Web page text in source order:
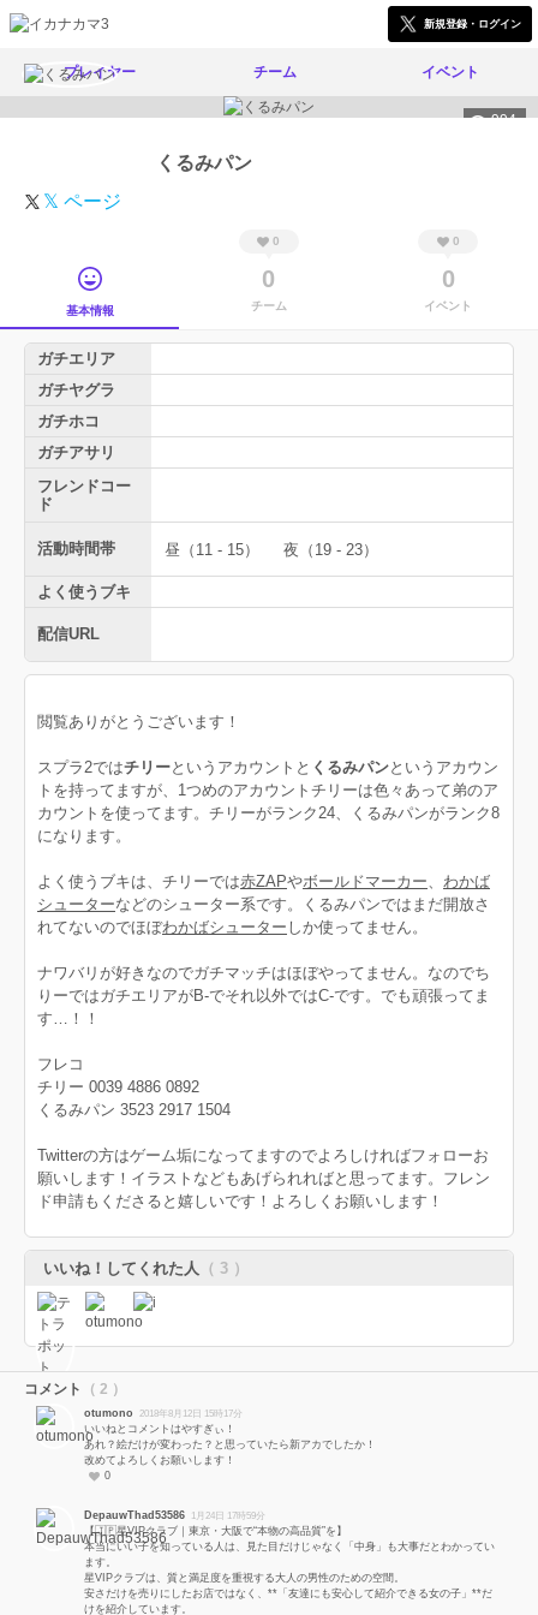
新規登録・ログイン
プレイヤー チーム イベント
994
くるみパン
𝕏 ページ
基本情報
0
0
チーム
0
0
イベント
ガチエリア
ガチヤグラ
ガチホコ
ガチアサリ
フレンドコー
ド
活動時間帯 昼（11 - 15） 夜（19 - 23）
よく使うブキ
配信URL
閲覧ありがとうございます！
スプラ2ではチリーというアカウントと くるみパンというアカウン
トを持ってますが、1つめのアカウントチリーは色々あって弟のア
カウントを使ってます。チリーがランク24、くるみパンがランク8
になります。
よく使うブキは、チリーでは赤ZAPやボールドマーカー、 わかば
シューターなどのシューター系です。くるみパンではまだ開放さ
れてないのでほぼわかばシューター しか使ってません。
ナワバリが好きなのでガチマッチはほぼやってません。なのでち
りーではガチエリアがB-でそれ以外ではC-です。でも頑張ってま
す…！！
フレコ
チリー 0039 4886 0892
くるみパン 3523 2917 1504
Twitterの方はゲーム垢になってますのでよろしければフォローお
願いします！イラストなどもあげられればと思ってます。フレン
ド申請もくださると嬉しいです！よろしくお願いします！
いいね！してくれた人 （ 3 ）
コメント （ 2 ）
otumono 2018年8月12日 15時17分
いいねとコメントはやすぎぃ！
あれ？絵だけが変わった？と思っていたら新アカでしたか！
改めてよろしくお願いします！
0
DepauwThad53586 1月24日 17時59分
【🇯🇵星VIPクラブ｜東京・大阪で“本物の高品質”を】
本当にいい子を知っている人は、見た目だけじゃなく「中身」も大事だとわかってい
ます。
星VIPクラブは、質と満足度を重視する大人の男性のための空間。
安さだけを売りにしたお店ではなく、**「友達にも安心して紹介できる女の子」**だ
けを紹介しています。